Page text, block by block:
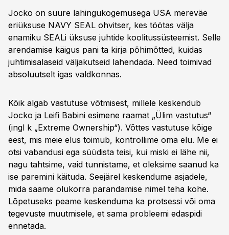
Jocko on suure lahingukogemusega USA mereväe
eriüksuse NAVY SEAL ohvitser, kes töötas välja
enamiku SEALi üksuse juhtide koolitussüsteemist. Selle
arendamise käigus pani ta kirja põhimõtted, kuidas
juhtimisalaseid väljakutseid lahendada. Need toimivad
absoluutselt igas valdkonnas.
Kõik algab vastutuse võtmisest, millele keskendub
Jocko ja Leifi Babini esimene raamat „Ülim vastutus“
(ingl k „Extreme Ownership“). Võttes vastutuse kõige
eest, mis meie elus toimub, kontrollime oma elu. Me ei
otsi vabandusi ega süüdista teisi, kui miski ei lähe nii,
nagu tahtsime, vaid tunnistame, et oleksime saanud ka
ise paremini käituda. Seejärel keskendume asjadele,
mida saame olukorra parandamise nimel teha kohe.
Lõpetuseks peame keskenduma ka protsessi või oma
tegevuste muutmisele, et sama probleemi edaspidi
ennetada.